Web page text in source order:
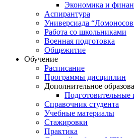
Экономика и
Аспирантура
Универсиада
Работа со школьниками
Военная подготовка
Общежитие
Обучение
Расписание
Программы дисциплин
Дополнительное
Справочник студента
Учебные материалы
Стажировки
Практика